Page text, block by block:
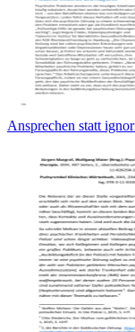
Ansprechen statt